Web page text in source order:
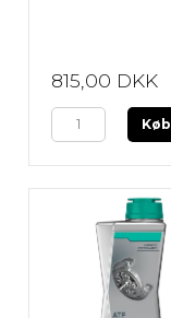
815,00 DKK
Køb